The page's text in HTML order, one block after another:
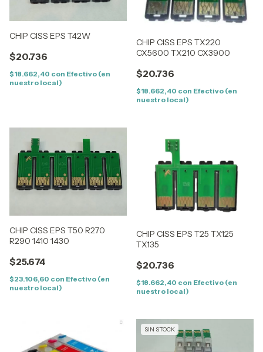
CHIP CISS EPS T42W
$20.736
$18.662,40 con Efectivo (en
nuestro local)
CHIP CISS EPS TX220
CX5600 TX210 CX3900
$20.736
$18.662,40 con Efectivo (en
nuestro local)
CHIP CISS EPS T50 R270
R290 1410 1430
$25.674
$23.106,60 con Efectivo (en
nuestro local)
CHIP CISS EPS T25 TX125
TX135
$20.736
$18.662,40 con Efectivo (en
nuestro local)
SIN STOCK